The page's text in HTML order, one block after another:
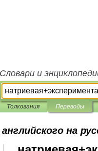
Словари и
Толкования Переводы
английского на